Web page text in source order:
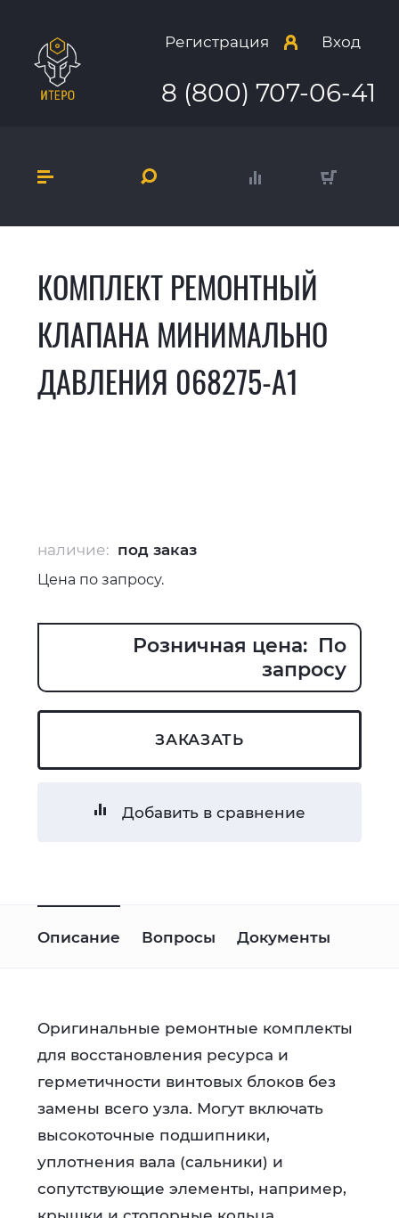
Регистрация Вход
8 (800) 707-06-41
КОМПЛЕКТ РЕМОНТНЫЙ
КЛАПАНА МИНИМАЛЬНО
ДАВЛЕНИЯ 068275-A1
наличие: под заказ
Цена по запросу.
Розничная цена: По
запросу
ЗАКАЗАТЬ
Добавить в сравнение
Описание Вопросы Документы
Оригинальные ремонтные комплекты
для восстановления ресурса и
герметичности винтовых блоков без
замены всего узла. Могут включать
высокоточные подшипники,
уплотнения вала (сальники) и
сопутствующие элементы, например,